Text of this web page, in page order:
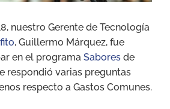
nuestro Gerente de Tecnología
, Guillermo Márquez, fue
en el programa Sabores de
respondió varias preguntas
respecto a Gastos Comunes.